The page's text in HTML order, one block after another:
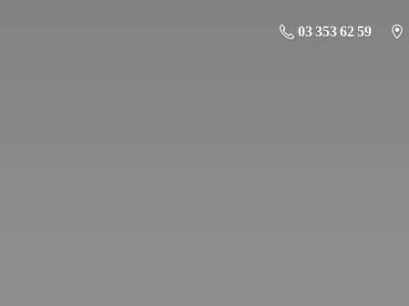
03 353 62 59